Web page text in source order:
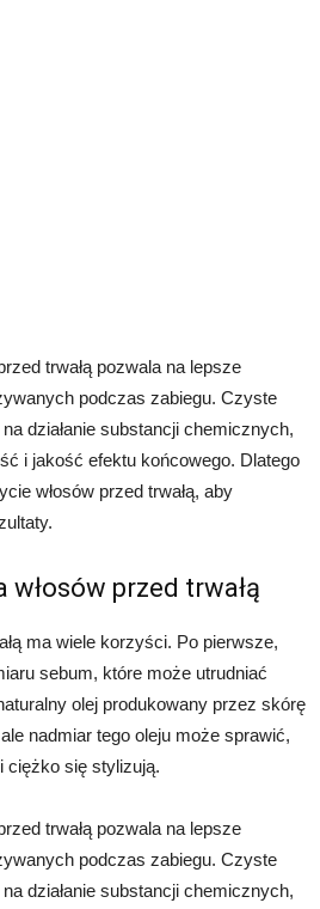
trwałą pozwala na lepsze
podczas zabiegu. Czyste
działanie substancji chemicznych,
i jakość efektu końcowego. Dlatego
włosów przed trwałą, aby
włosów przed trwałą
ma wiele korzyści. Po pierwsze,
sebum, które może utrudniać
olej produkowany przez skórę
nadmiar tego oleju może sprawić,
ciężko się stylizują.
trwałą pozwala na lepsze
podczas zabiegu. Czyste
działanie substancji chemicznych,